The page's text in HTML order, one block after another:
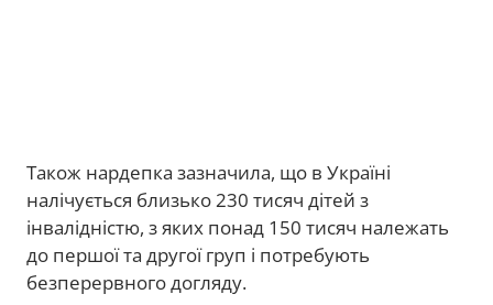
Також нардепка зазначила, що в Україні
налічується близько 230 тисяч дітей з
інвалідністю, з яких понад 150 тисяч належать
до першої та другої груп і потребують
безперервного догляду.